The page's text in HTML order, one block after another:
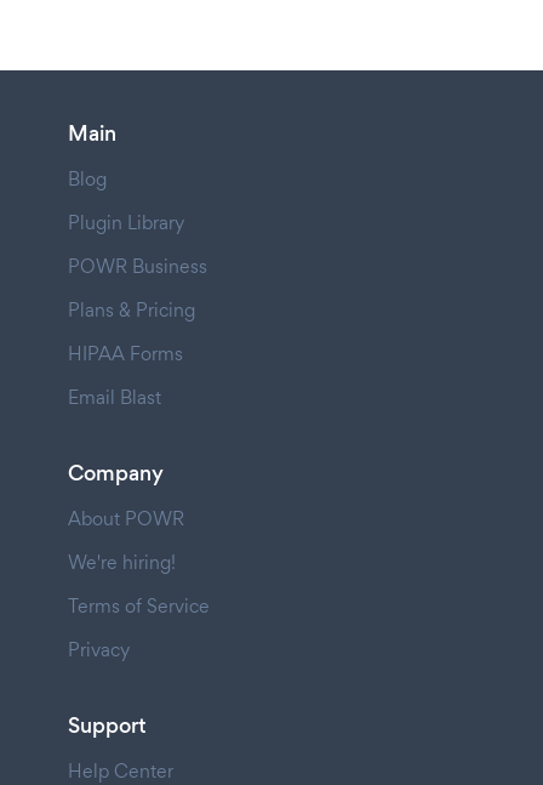
Main
Blog
Plugin Library
POWR Business
Plans & Pricing
HIPAA Forms
Email Blast
Company
About POWR
We're hiring!
Terms of Service
Privacy
Support
Help Center